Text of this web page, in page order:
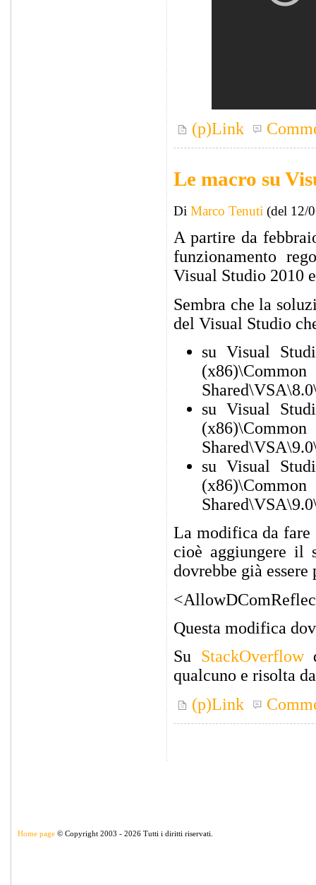
(p)Link
Le macro su
Di Marco Tenuti (del 12/
A partire da
funzionamento
Visual Studio 2010
Sembra che la
del Visual Studio
su Visual
su Visual
su Visual
La modifica da fare
cioè aggiungere il
dovrebbe già essere
Questa modifica
Su StackOverflow
qualcuno e risolta
(p)Link
Home page © Copyright 2003 - 2026 Tutti i diritti riservati.